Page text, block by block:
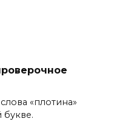
«плотина»
букве.